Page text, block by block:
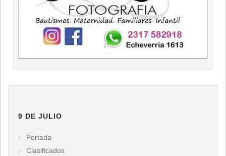
9 DE JULIO
Portada
Clasificados